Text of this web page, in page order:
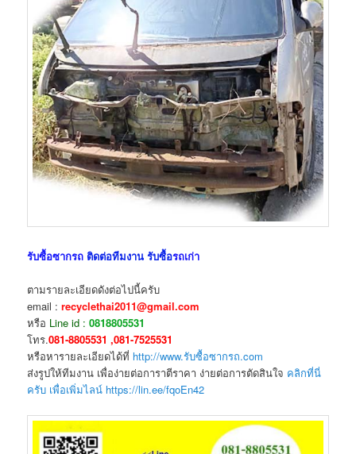
รับซื้อซากรถ ติดต่อทีมงาน รับซื้อรถเก่า
ตามรายละเอียดดังต่อไปนี้ครับ
email :recyclethai2011@gmail.com
หรือ Line id :0818805531
โทร.081-8805531 ,081-7525531
หรือหารายละเอียดได้ที่ http://www.รับซื้อซากรถ.com
ส่งรูปให้ทีมงาน เพื่อง่ายต่อการาตีราคา ง่ายต่อการตัดสินใจ คลิกที่นี่
ครับ เพื่อเพิ่มไลน์ https://lin.ee/fqoEn42